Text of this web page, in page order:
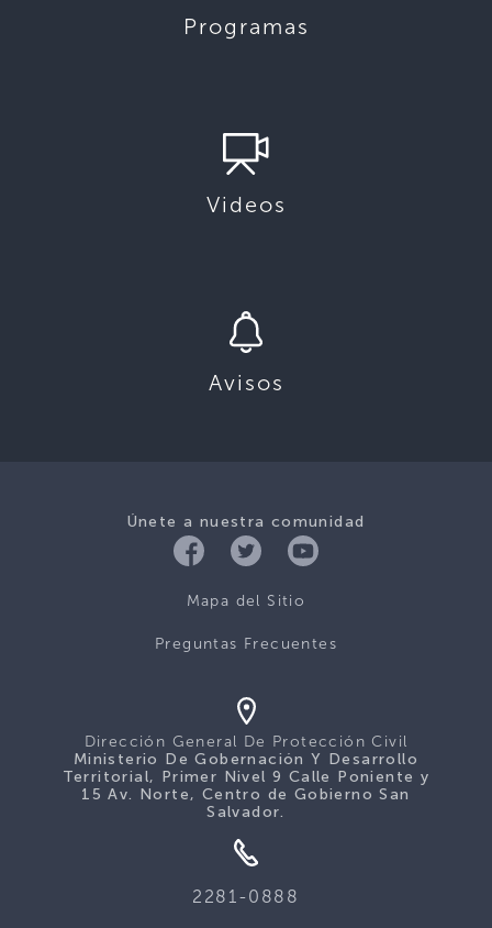
Programas
Videos
Avisos
Únete a nuestra comunidad
Mapa del Sitio
Preguntas Frecuentes
Dirección General De Protección Civil
Ministerio De Gobernación Y Desarrollo
Territorial, Primer Nivel 9 Calle Poniente y
15 Av. Norte, Centro de Gobierno San
Salvador.
2281-0888